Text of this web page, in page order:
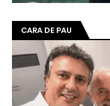
CARA DE PAU